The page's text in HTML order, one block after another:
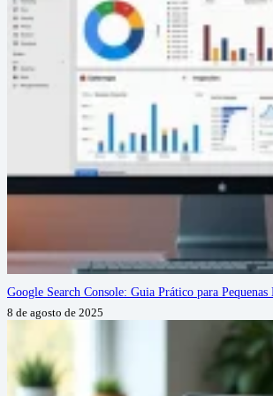
Google Search Console: Guia Prático para Pequenas
8 de agosto de 2025